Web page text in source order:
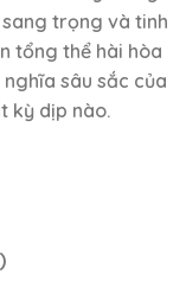
trọng và tinh
tổng thể hài hòa
sâu sắc của
kỳ dịp nào.